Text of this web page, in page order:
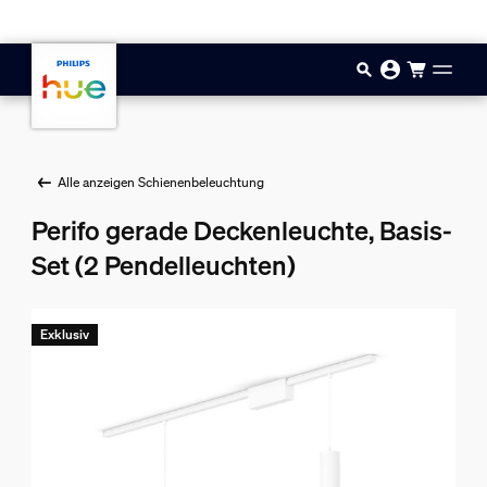
Alle anzeigen Schienenbeleuchtung
Perifo gerade Deckenleuchte, Basis-
Set (2 Pendelleuchten)
Exklusiv